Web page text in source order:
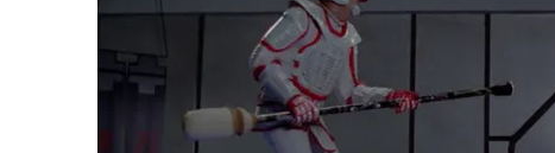
| AVALIE E COMENTE SNW 4×03: HUMAN BEST FRIEND